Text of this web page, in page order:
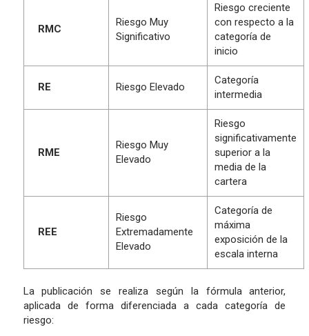
RMC
Riesgo Muy
Significativo
Riesgo creciente
con respecto a la
categoría de
inicio
RE Riesgo Elevado
Categoría
intermedia
RME
Riesgo Muy
Elevado
Riesgo
significativamente
superior a la
media de la
cartera
REE
Riesgo
Extremadamente
Elevado
Categoría de
máxima
exposición de la
escala interna
La publicación se realiza según la fórmula anterior,
aplicada de forma diferenciada a cada categoría de
riesgo: